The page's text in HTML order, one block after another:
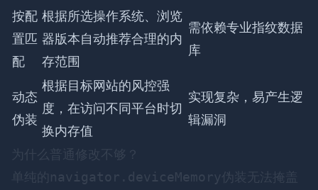
按配
置匹
配
根据所选操作系统、浏览
器版本自动推荐合理的内
存范围
需依赖专业指纹数据
库
动态
伪装
根据目标网站的风控强
度，在访问不同平台时切
换内存值
实现复杂，易产生逻
辑漏洞
为什么普通修改不够？
单纯的 navigator.deviceMemory 伪装无法掩盖